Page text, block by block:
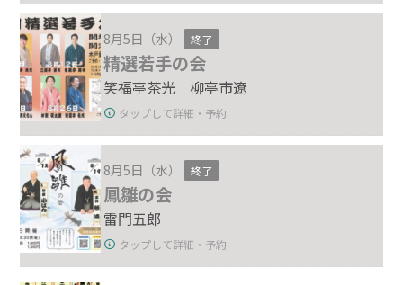
8月5日（水） 終了
精選若手の会
笑福亭茶光 柳亭市遼
タップして詳細・予約
8月5日（水） 終了
鳳雛の会
雷門五郎
タップして詳細・予約